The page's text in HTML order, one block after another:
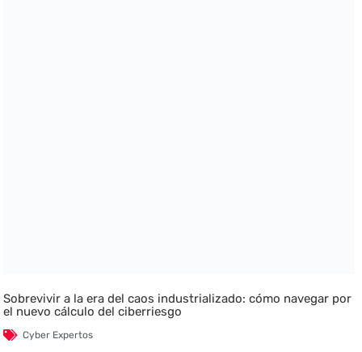
Sobrevivir a la era del caos industrializado: cómo navegar por
el nuevo cálculo del ciberriesgo
Cyber Expertos